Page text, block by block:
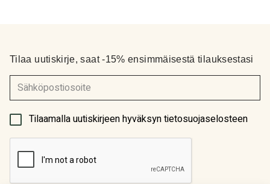
Tilaa uutiskirje, saat -15% ensimmäisestä tilauksestasi
(Pakollinen)
Tilaamalla uutiskirjeen hyväksyn tietosuojaselosteen